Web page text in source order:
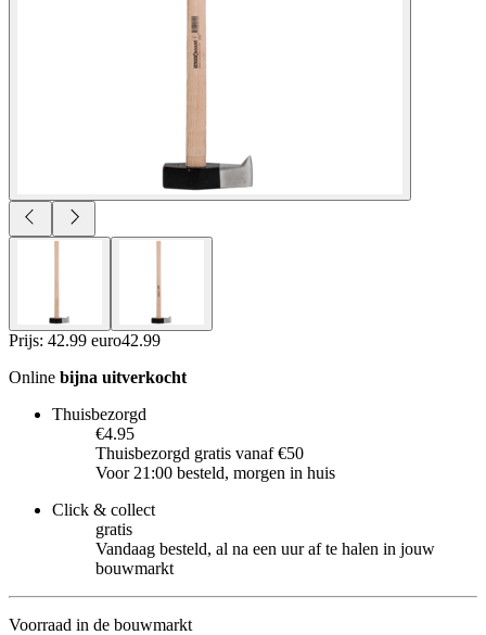
Prijs: 42.99 euro42.99
Online bijna uitverkocht
Thuisbezorgd
€4.95
Thuisbezorgd gratis vanaf €50
Voor 21:00 besteld, morgen in huis
Click & collect
gratis
Vandaag besteld, al na een uur af te halen in jouw
bouwmarkt
Voorraad in de bouwmarkt